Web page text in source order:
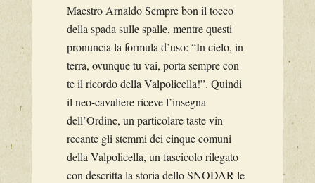
Maestro Arnaldo Sempre bon il tocco
della spada sulle spalle, mentre questi
pronuncia la formula d’uso: “In cielo, in
terra, ovunque tu vai, porta sempre con
te il ricordo della Valpolicella!”. Quindi
il neo-cavaliere riceve l’insegna
dell’Ordine, un particolare taste vin
recante gli stemmi dei cinque comuni
della Valpolicella, un fascicolo rilegato
con descritta la storia dello SNODAR le